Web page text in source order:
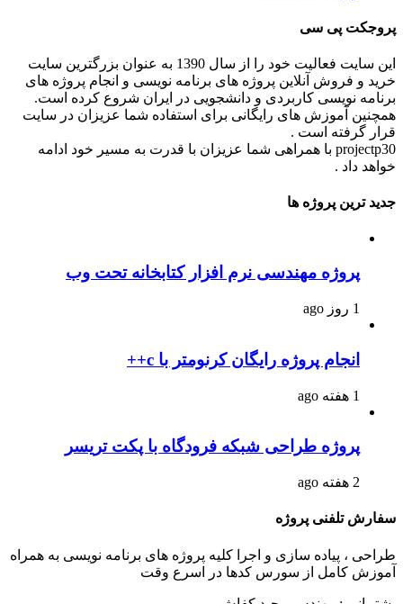
پروجکت پی سی
این سایت فعالیت خود را از سال 1390 به عنوان بزرگترین سایت
خرید و فروش آنلاین پروژه های برنامه نویسی و انجام پروژه های
برنامه نویسی کاربردی و دانشجویی در ایران شروع کرده است.
همچنین آموزش های رایگانی برای استفاده شما عزیزان در سایت
قرار گرفته است .
projectp30 با همراهی شما عزیزان با قدرت به مسیر خود ادامه
خواهد داد .
جدید ترین پروژه ها
پروژه مهندسی نرم افزار کتابخانه تحت وب
1 روز ago
انجام پروژه رایگان کرنومتر با c++
1 هفته ago
پروژه طراحی شبکه فرودگاه با پکت تریسر
2 هفته ago
سفارش تلفنی پروژه
طراحی ، پیاده سازی و اجرا کلیه پروژه های برنامه نویسی به همراه
آموزش کامل از سورس کدها در اسرع وقت